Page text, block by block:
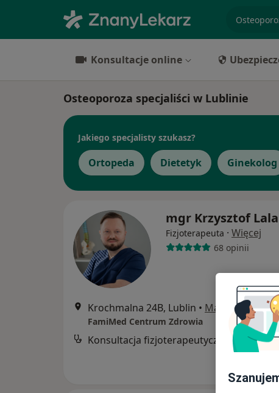
Konsultacje online
Osteoporoza specjaliści w Lublinie
Jakiego specjalisty szukasz?
Ortopeda Dietetyk Ginekolog
mgr Krzysztof
Fizjoterapeuta · Więcej
68 opinii
Krochmalna 24B, Lublin • Mapa
FamiMed Centrum Zdrowia
Konsultacja fizjoterapeutyczna